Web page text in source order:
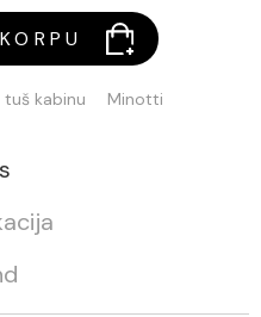
tuš kabinu Minotti